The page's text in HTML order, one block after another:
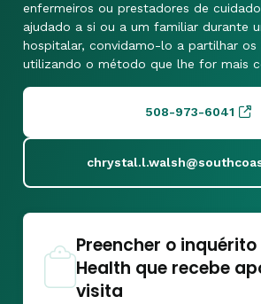
enfermeiros ou prestadores de
ajudado a si ou a um familiar durante
hospitalar, convidamo-lo a partilhar os
utilizando o método que lhe for mais
508-973-6041
Preencher o inquérito
Health que recebe
visita